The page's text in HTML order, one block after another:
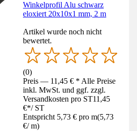
Winkelprofil Alu schwarz
eloxiert 20x10x1 mm, 2 m
Artikel wurde noch nicht
bewertet.
(0)
Preis — 11,45 € * Alle Preise
inkl. MwSt. und ggf. zzgl.
Versandkosten pro ST11,45
€*/ ST
Entspricht 5,73 € pro m(5,73
€/ m)